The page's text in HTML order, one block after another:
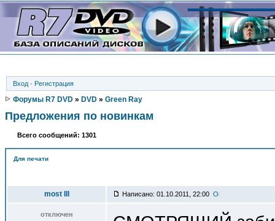
Вход · Регистрация
Форумы R7 DVD » DVD » Green Ray
Предложения по новинкам
Всего сообщений: 1301
Для печати
most III Написано: 01.10.2011, 22:00
отключен